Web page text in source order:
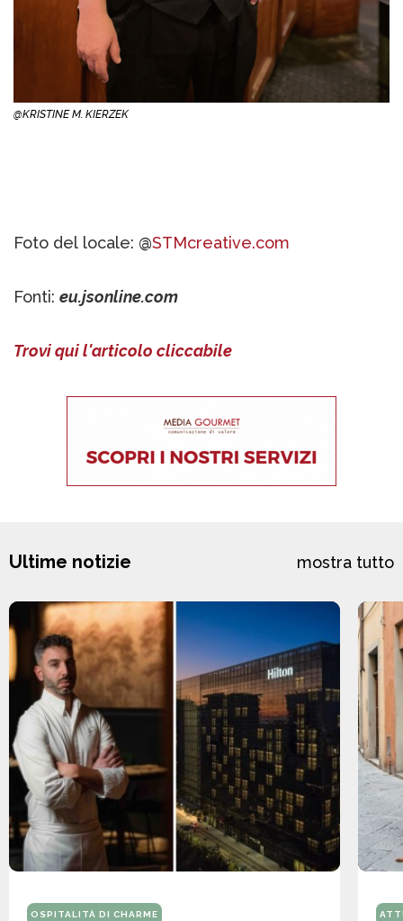
@KRISTINE M. KIERZEK
Foto del locale: @STMcreative.com
Fonti: eu.jsonline.com
Trovi qui l'articolo cliccabile
Ultime notizie mostra tutto
OSPITALITÀ DI CHARME